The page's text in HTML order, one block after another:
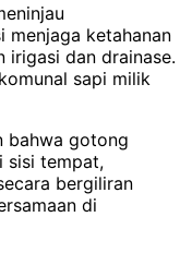
menjaga ketahanan
irigasi dan drainase.
sapi milik
bahwa gotong
sisi tempat,
bergiliran
di